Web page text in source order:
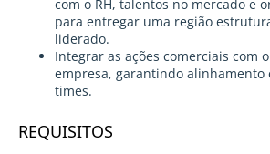
com o RH, talentos no mercado e
para entregar uma região
liderado.
Integrar as ações comerciais com
empresa, garantindo alinhamento
times.
REQUISITOS